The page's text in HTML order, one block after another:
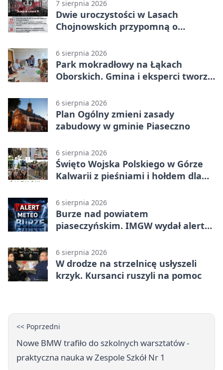
7 sierpnia 2026
Dwie uroczystości w Lasach
Chojnowskich przypomną o
6 sierpnia 2026
Park mokradłowy na Łąkach
Oborskich. Gmina i eksperci tworzą
6 sierpnia 2026
Plan Ogólny zmieni zasady
zabudowy w gminie Piaseczno
6 sierpnia 2026
Święto Wojska Polskiego w Górze
Kalwarii z pieśniami i hołdem dla
6 sierpnia 2026
Burze nad powiatem
piaseczyńskim. IMGW wydał alert
6 sierpnia 2026
W drodze na strzelnicę usłyszeli
krzyk. Kursanci ruszyli na pomoc
<< Poprzedni
Nowe BMW trafiło do szkolnych warsztatów -
praktyczna nauka w Zespole Szkół Nr 1